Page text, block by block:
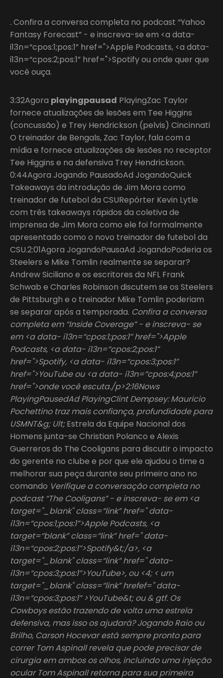
.Confira a conversa completa no podcast “Yahoo
Fantasy Forecast” - e inscreva-se em <a data-
i13n=“cpos:1;pos:1” href=">Apple Podcasts, <a data-
i13n=“cpos:2;pos:1” href=">Spotify ou onde quer que
você ouça.
3:32Agora playingpausad PlayingZac Taylor
fornece atualizações de lesões em Tee Higgins
(concussão) e Trey Hendrickson (pelvis) Cincinnati
O treinador de Bengals, Zac Taylor, fala com a
mídia e fornece atualizações de lesões no receptor
Tee Higgins e na defensiva Trey Hendrickson.
0:44Agora Jogando PausadoAd JogandoQuick
Takeaways da introdução de Jim Mora como
treinador de futebol da CSURepórter Kevin Lytle
com três takeaways rápidos da coletiva de
imprensa de Jim Mora como ele foi formalmente
apresentado como o novo treinador de futebol da
CSU.2:01Agora JogandoPausaAd JogandoPoderia os
Steelers e Mike Tomlin realmente se separar?
Andrew Siciliano e os escritores da NFL Frank
Schwab e Charles Robinson discutem se os Steelers
de Pittsburgh e o treinador Mike Tomlin poderiam
se separar após a temporada. Confira a conversa
completa em “Inside Coverage” - e inscreva- se
em <a data- i13n=“cpos:1;pos:1” href=">Apple
Podcasts, <a data- i13n=“cpos:2;pos:1”
href=">Spotify, <a data- i13n=“cpos:3;pos:1”
href=">YouTube ou <a data- i13n=“cpos:4;pos:1”
href=">onde você escuta./p>2:16Nows
PlayingPausedAd PlayingClint Dempsey: Mauricio
Pochettino traz mais confiança, profundidade para
USMNT&g; Ult;Estrela da Equipe Nacional dos
Homens junta-se Christian Polanco e Alexis
Guerreros do The Cooligans para discutir o impacto
do gerente no clube e por que ele ajudou o time a
melhorar sua peça durante seu primeiro ano no
comando Verifique a conversação completa no
podcast “The Cooligans” - e inscreva- se em <a
target="_blank" class=“link” href=" data-
i13n=“cpos:1;pos:1”>Apple Podcasts, <a
target=“blank” class=“link” href=" data-
i13n=“cpos:2;pos:1”>Spotify&t;/a>, <a
target="_blank" class=“link” href=" data-
i13n=“cpos:3;pos:1”>YouTube>, ou <4; < um
target="_blank" class=“link” hrefef=" data-
i13n=“cpos:3;pos:1” >YouTube&t; ou & gtf. Os
Cowboys estão trazendo de volta uma estrela
defensiva, mas isso os ajudará? Jogando Raio ou
Brilho, Carson Hocevar está sempre pronto para
correr Tom Aspinall revela que pode precisar de
cirurgia em ambos os olhos, incluindo uma injeção
ocular Tom Aspinall retorna para sua primeira